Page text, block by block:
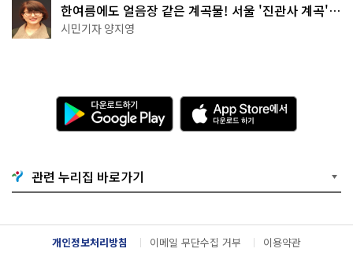
한여름에도 얼음장 같은 계곡물! 서울 '진관사 계곡'이
천국이네~
시민기자 양지영
다
운
로
기
G
o
g
l
e
A
p
p
e
서
다
운
관련 누리집 바로가기
개인정보처리방침 이메일 무단수집 거부 이용약관